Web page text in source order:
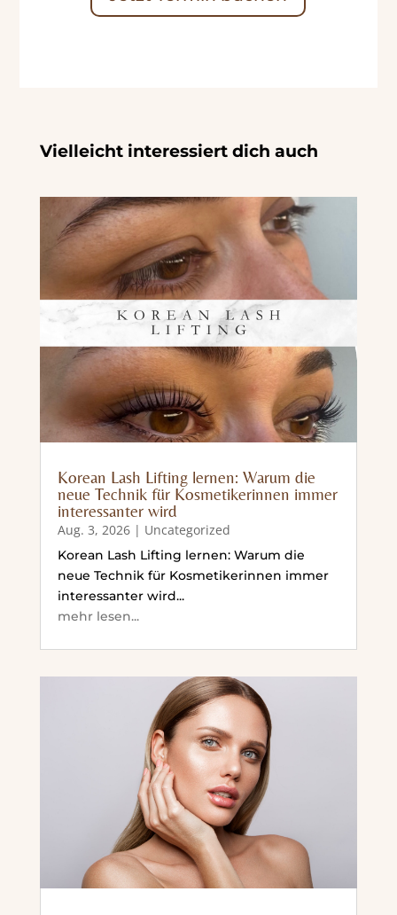
Vielleicht interessiert dich auch
Korean Lash Lifting lernen: Warum die
neue Technik für Kosmetikerinnen immer
interessanter wird
Aug. 3, 2026| Uncategorized
Korean Lash Lifting lernen: Warum die
neue Technik für Kosmetikerinnen immer
interessanter wird...
mehr lesen...